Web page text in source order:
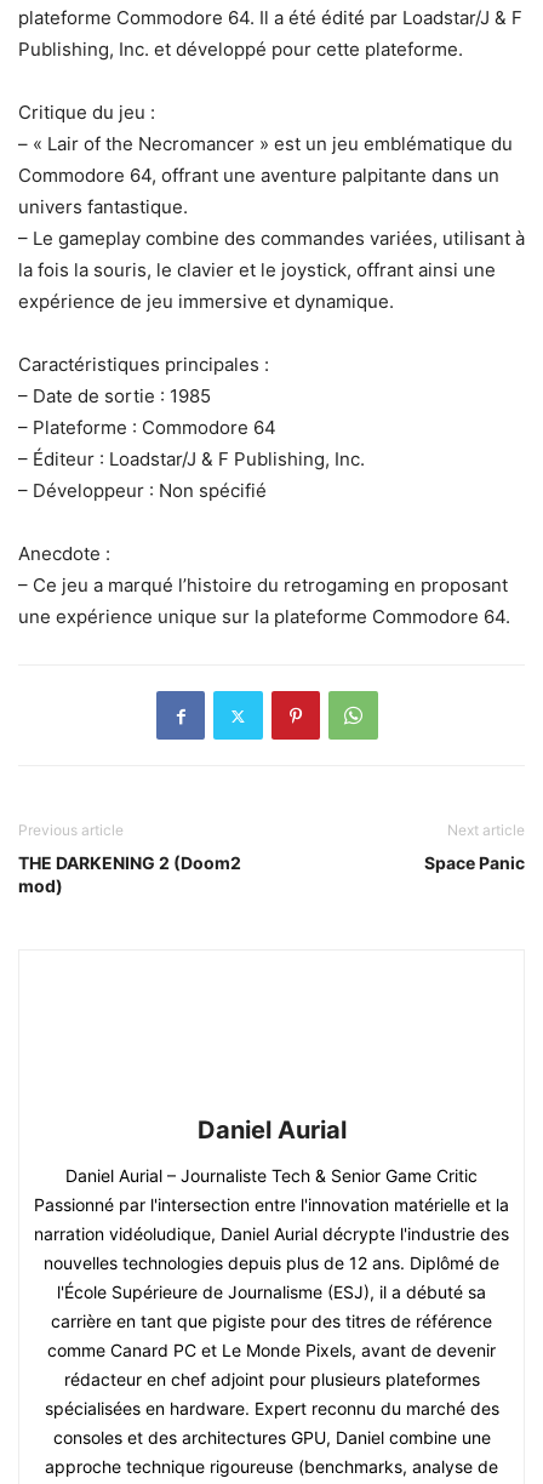
plateforme Commodore 64. Il a été édité par Loadstar/J & F
Publishing, Inc. et développé pour cette plateforme.
Critique du jeu :
– « Lair of the Necromancer » est un jeu emblématique du
Commodore 64, offrant une aventure palpitante dans un
univers fantastique.
– Le gameplay combine des commandes variées, utilisant à
la fois la souris, le clavier et le joystick, offrant ainsi une
expérience de jeu immersive et dynamique.
Caractéristiques principales :
– Date de sortie : 1985
– Plateforme : Commodore 64
– Éditeur : Loadstar/J & F Publishing, Inc.
– Développeur : Non spécifié
Anecdote :
– Ce jeu a marqué l’histoire du retrogaming en proposant
une expérience unique sur la plateforme Commodore 64.
Previous article
THE DARKENING 2 (Doom2
mod)
Next article
Space Panic
Daniel Aurial
Daniel Aurial – Journaliste Tech & Senior Game Critic
Passionné par l'intersection entre l'innovation matérielle et la
narration vidéoludique, Daniel Aurial décrypte l'industrie des
nouvelles technologies depuis plus de 12 ans. Diplômé de
l'École Supérieure de Journalisme (ESJ), il a débuté sa
carrière en tant que pigiste pour des titres de référence
comme Canard PC et Le Monde Pixels, avant de devenir
rédacteur en chef adjoint pour plusieurs plateformes
spécialisées en hardware. Expert reconnu du marché des
consoles et des architectures GPU, Daniel combine une
approche technique rigoureuse (benchmarks, analyse de